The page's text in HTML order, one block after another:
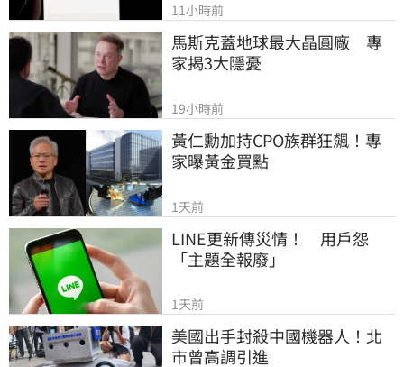
11小時前
馬斯克蓋地球最大晶圓廠　專
家揭3大隱憂
19小時前
黃仁勳加持CPO族群狂飆！專
家曝黃金買點
1天前
LINE更新傳災情！　用戶怨
「主題全報廢」
1天前
美國出手封殺中國機器人！北
市曾高調引進